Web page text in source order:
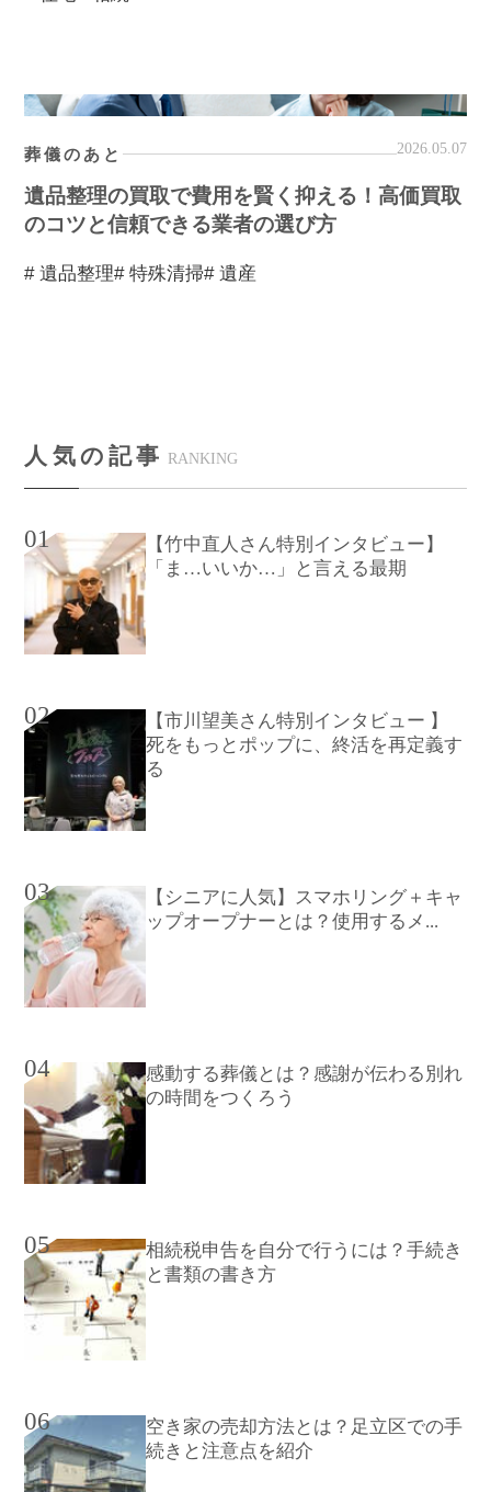
葬儀のあと 2026.05.07
遺品整理の買取で費用を賢く抑える！高価買取
のコツと信頼できる業者の選び方
# 遺品整理# 特殊清掃# 遺産
人気の記事 RANKING
01
【竹中直人さん特別インタビュー】
「ま…いいか…」と言える最期
02
【市川望美さん特別インタビュー 】
死をもっとポップに、終活を再定義す
る
03
【シニアに人気】スマホリング＋キャ
ップオープナーとは？使用するメ...
04
感動する葬儀とは？感謝が伝わる別れ
の時間をつくろう
05
相続税申告を自分で行うには？手続き
と書類の書き方
06
空き家の売却方法とは？足立区での手
続きと注意点を紹介